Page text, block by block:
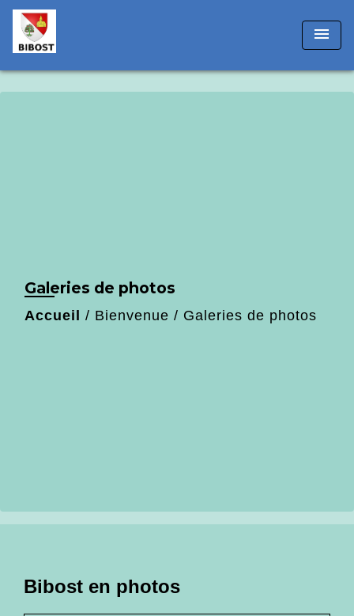
!-- Matomo -->
menu
Galeries de photos
Accueil / Bienvenue / Galeries de photos
Bibost en photos